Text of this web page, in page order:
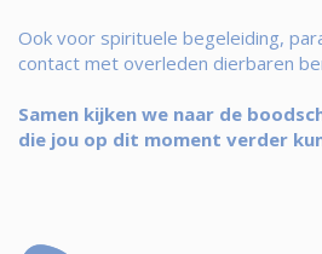
Ook voor spirituele begeleiding,
contact met overleden dierbaren
Samen kijken we naar de
die jou op dit moment verder